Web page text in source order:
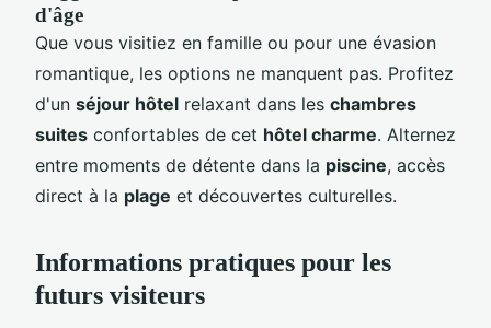
d'âge
Que vous visitiez en famille ou pour une évasion
romantique, les options ne manquent pas. Profitez
d'un séjour hôtel relaxant dans les chambres
suites confortables de cet hôtel charme. Alternez
entre moments de détente dans la piscine, accès
direct à la plage et découvertes culturelles.
Informations pratiques pour les
futurs visiteurs